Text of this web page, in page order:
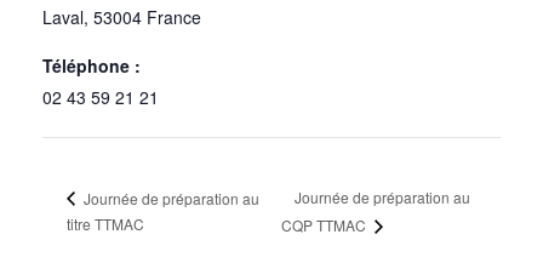
Laval, 53004 France
Téléphone :
02 43 59 21 21
Journée de préparation au
titre TTMAC
Journée de préparation au
CQP TTMAC